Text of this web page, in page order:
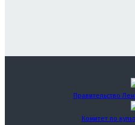
Правительство
Комитет по